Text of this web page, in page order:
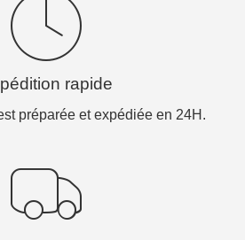
rapide
préparée et expédiée en 24H.